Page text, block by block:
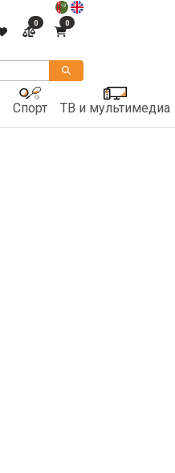
0 0
Спорт ТВ и мультимедиа